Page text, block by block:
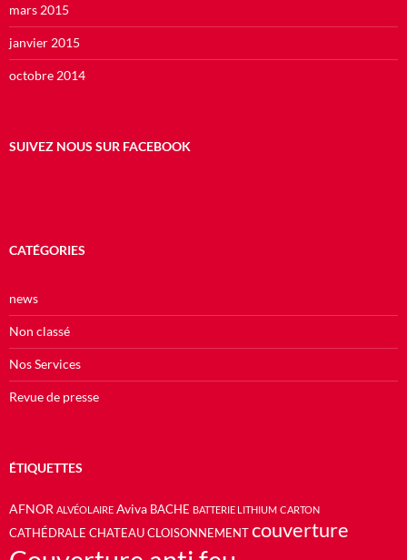
mars 2015
janvier 2015
octobre 2014
SUIVEZ NOUS SUR FACEBOOK
CATÉGORIES
news
Non classé
Nos Services
Revue de presse
ÉTIQUETTES
AFNOR ALVÉOLAIRE Aviva BACHE BATTERIE LITHIUM CARTON
CATHÉDRALE CHATEAU CLOISONNEMENT couverture